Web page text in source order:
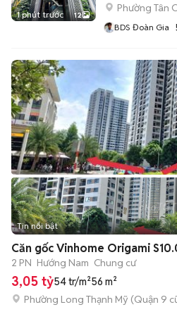
1 phút trước 12
Phường Tân
BDS Đoàn Gia
Tin nổi bật
Căn gốc Vinhome Origami
2 PN Hướng Nam Chung cư
3,05 tỷ54 tr/m²56 m²
Phường Long Thạnh Mỹ (Quận 9